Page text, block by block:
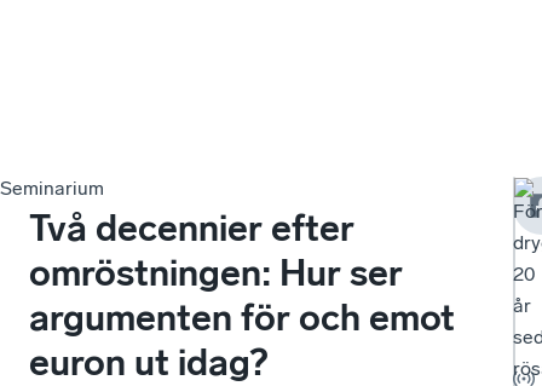
Seminarium
Två decennier efter
omröstningen: Hur ser
argumenten för och emot
euron ut idag?
För
20
år